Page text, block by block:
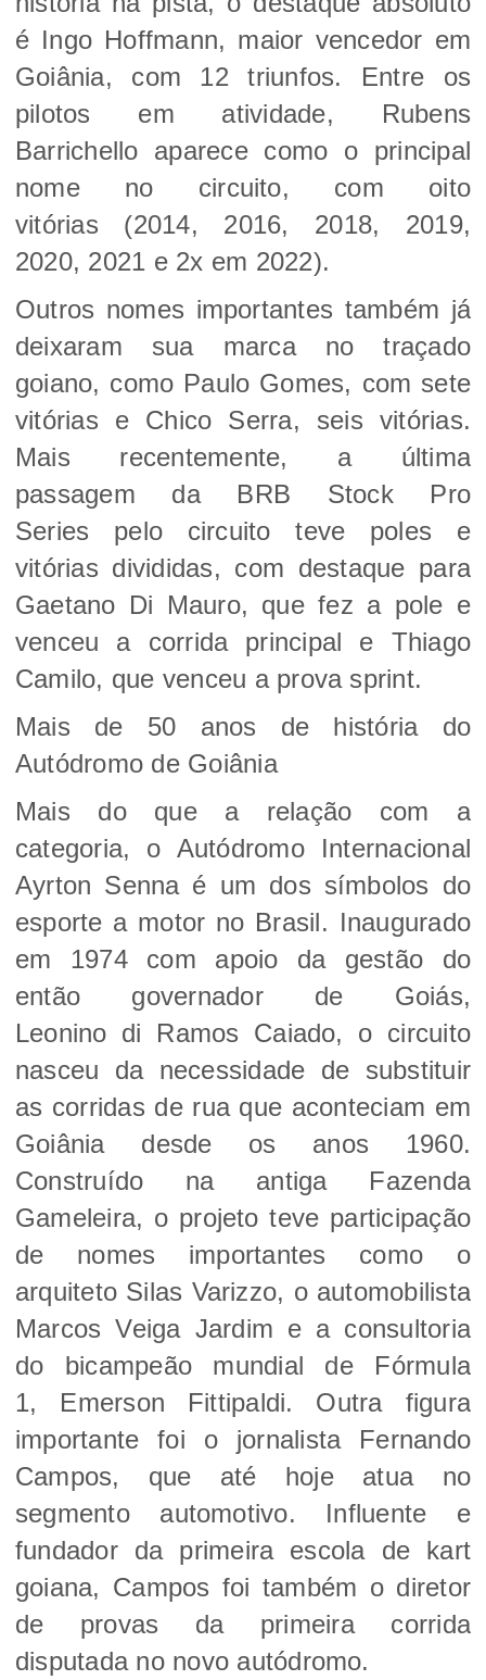
é Ingo Hoffmann, maior vencedor em
Goiânia, com 12 triunfos. Entre os
pilotos em atividade, Rubens
Barrichello aparece como o principal
nome no circuito, com oito
vitórias (2014, 2016, 2018, 2019,
2020, 2021 e 2x em 2022).
Outros nomes importantes também já
deixaram sua marca no traçado
goiano, como Paulo Gomes, com sete
vitórias e Chico Serra, seis vitórias.
Mais recentemente, a última
passagem da BRB Stock Pro
Series pelo circuito teve poles e
vitórias divididas, com destaque para
Gaetano Di Mauro, que fez a pole e
venceu a corrida principal e Thiago
Camilo, que venceu a prova sprint.
Mais de 50 anos de história do
Autódromo de Goiânia
Mais do que a relação com a
categoria, o Autódromo Internacional
Ayrton Senna é um dos símbolos do
esporte a motor no Brasil. Inaugurado
em 1974 com apoio da gestão do
então governador de Goiás,
Leonino di Ramos Caiado, o circuito
nasceu da necessidade de substituir
as corridas de rua que aconteciam em
Goiânia desde os anos 1960.
Construído na antiga Fazenda
Gameleira, o projeto teve participação
de nomes importantes como o
arquiteto Silas Varizzo, o automobilista
Marcos Veiga Jardim e a consultoria
do bicampeão mundial de Fórmula
1, Emerson Fittipaldi. Outra figura
importante foi o jornalista Fernando
Campos, que até hoje atua no
segmento automotivo. Influente e
fundador da primeira escola de kart
goiana, Campos foi também o diretor
de provas da primeira corrida
disputada no novo autódromo.